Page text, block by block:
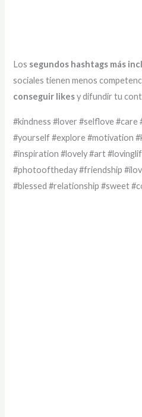
Los segundos hashtags más
sociales tienen menos
conseguir likesy difundir tu
#kindness #lover #selflove #care
#yourself #explore #motivation
#inspiration #lovely #art
#photooftheday #friendship
#blessed #relationship #sweet